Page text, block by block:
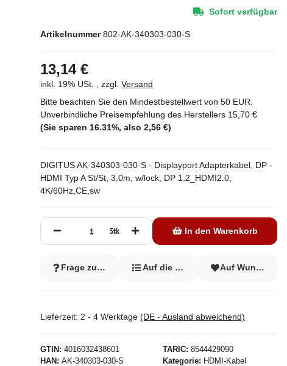
Artikelnummer 802-AK-340303-030-S
GTIN
4016032438601
HAN
AK-340303-030-S
TARIC 8544429090
Kategorie
HDMI-Kabel
DIGITUS AK-340303-030-S - Displayport Adapterkabel, DP -
HDMI Typ A St/St, 3.0m, w/lock, DP 1.2_HDMI2.0,
4K/60Hz,CE,sw
13,14 €
inkl. 19% USt. , zzgl.Versand
Bitte beachten Sie den Mindestbestellwert von 50 EUR.
Unverbindliche Preisempfehlung des Herstellers 15,70 €
(Sie sparen 16.31%, also2,56 €)
Frage zum Artikel Auf die Vergleichsliste
Auf
Stk In den Warenkorb
Sofort verfügbar
Lieferzeit: 2 - 4 Werktage(DE - Ausland abweichend)